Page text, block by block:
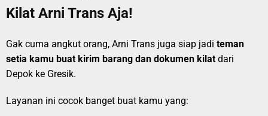
Kilat Arni Trans Aja!
Gak cuma angkut orang, Arni Trans juga siap jadi teman
setia kamu buat kirim barang dan dokumen kilat dari
Depok ke Gresik.
Layanan ini cocok banget buat kamu yang: